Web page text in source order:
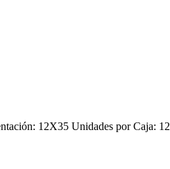
12X35 Unidades por Caja: 12